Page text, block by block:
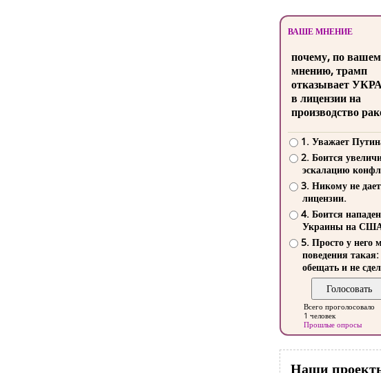
ВАШЕ МНЕНИЕ
почему, по
мнению, трамп
отказывает
в лицензии на
производство
1. Уважает
2. Боится
эскалацию
3. Никому не
лицензии.
4. Боится
Украины на
5. Просто у него
поведения такая:
обещать и не
Всего проголосовало
1 человек
Прошлые опросы
Наши